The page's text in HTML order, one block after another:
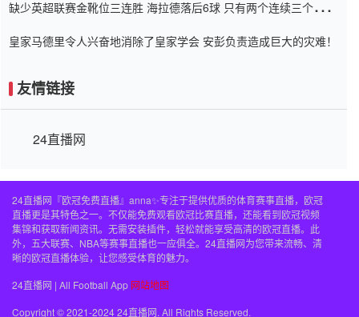
缺少英超联赛金靴位三连胜 海拉德落后6球 只有两个连续三个连续
皇家马德里令人兴奋地消除了皇家学会 安彭负责造成巨大的灾难！
友情链接
24直播网
24直播网『欧冠免费直播』anna✨专注于提供优质的体育赛事直播，欧冠
直播更是其特色之一。不仅能免费观看欧冠比赛直播，还能看到欧冠视频
集锦和获取新闻资讯。无需安装插件，轻松就能享受高清的欧冠直播。此
外，五大联赛、NBA等赛事直播也一应俱全。24直播网为您带来流畅、清
晰的欧冠直播体验，让您感受体育的魅力。
24直播网 | All Football App 网站地图
Copyright © 2021-2024 24直播网. All Rights Reserved.